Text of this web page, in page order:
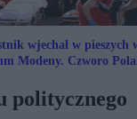
wjechał w pieszych
Modeny. Czworo
politycznego